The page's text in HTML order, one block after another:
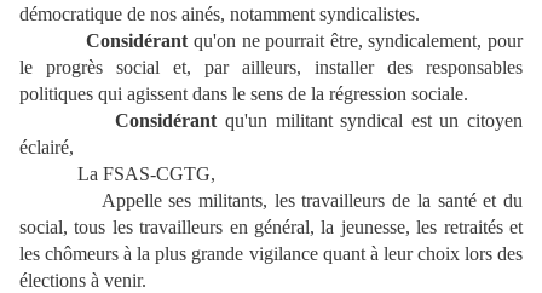
démocratique de nos ainés, notamment syndicalistes.
Considérant qu'on ne pourrait être, syndicalement, pour
le progrès social et, par ailleurs, installer des responsables
politiques qui agissent dans le sens de la régression sociale.
Considérant qu'un militant syndical est un citoyen
éclairé,
La FSAS-CGTG,
Appelle ses militants, les travailleurs de la santé et du
social, tous les travailleurs en général, la jeunesse, les retraités et
les chômeurs à la plus grande vigilance quant à leur choix lors des
élections à venir.